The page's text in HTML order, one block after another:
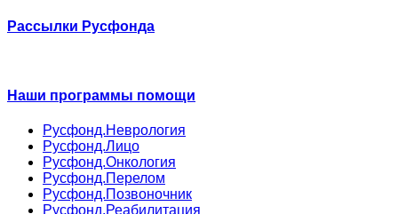
Рассылки Русфонда
Наши программы помощи
Русфонд.Неврология
Русфонд.Лицо
Русфонд.Онкология
Русфонд.Перелом
Русфонд.Позвоночник
Русфонд.Реабилитация